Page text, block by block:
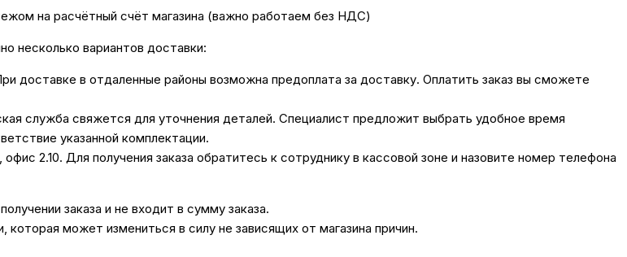
на расчётный счёт магазина (важно работаем без НДС)
несколько вариантов доставки:
доставке в отдаленные районы возможна предоплата за доставку. Оплатить заказ вы сможете
служба свяжется для уточнения деталей. Специалист предложит выбрать удобное время
указанной комплектации.
2.10. Для получения заказа обратитесь к сотруднику в кассовой зоне и назовите номер телефона
заказа и не входит в сумму заказа.
может измениться в силу не зависящих от магазина причин.